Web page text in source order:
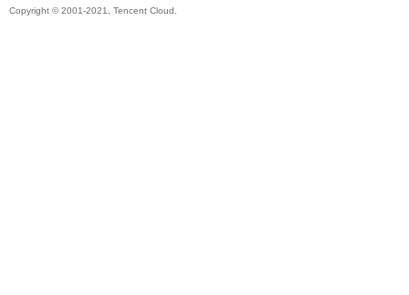
Copyright © 2001-2021, Tencent Cloud.